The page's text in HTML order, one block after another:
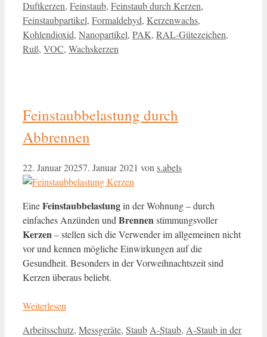
Duftkerzen, Feinstaub, Feinstaub durch Kerzen,
Feinstaubpartikel, Formaldehyd, Kerzenwachs,
Kohlendioxid, Nanopartikel, PAK, RAL-Gütezeichen,
Ruß, VOC, Wachskerzen
Feinstaubbelastung durch
Abbrennen
22. Januar 20257. Januar 2021 von s.abels
EineFeinstaubbelastungin der Wohnung – durch
einfaches Anzünden und Brennenstimmungsvoller
Kerzen– stellen sich die Verwender im allgemeinen nicht
vor und kennen mögliche Einwirkungen auf die
Gesundheit. Besonders in der Vorweihnachtszeit sind
Kerzen überaus beliebt.
Weiterlesen
Kategorien
Arbeitsschutz, Messgeräte, Staub Schlagwörter
A-Staub, A-Staub in der